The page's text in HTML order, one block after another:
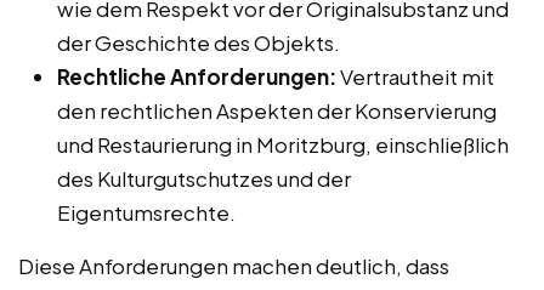
wie dem Respekt vor der Originalsubstanz und
der Geschichte des Objekts.
Rechtliche Anforderungen:Vertrautheit mit
den rechtlichen Aspekten der Konservierung
und Restaurierung in Moritzburg, einschließlich
des Kulturgutschutzes und der
Eigentumsrechte.
Diese Anforderungen machen deutlich, dass